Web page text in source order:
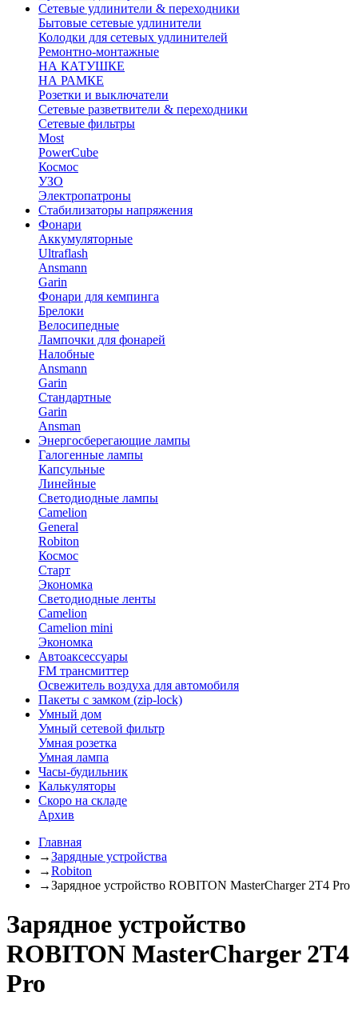
Сетевые удлинители & переходники
Бытовые сетевые удлинители
Колодки для сетевых удлинителей
Ремонтно-монтажные
НА КАТУШКЕ
НА РАМКЕ
Розетки и выключатели
Сетевые разветвители & переходники
Сетевые фильтры
Most
PowerCube
Космос
УЗО
Электропатроны
Стабилизаторы напряжения
Фонари
Аккумуляторные
Ultraflash
Ansmann
Garin
Фонари для кемпинга
Брелоки
Велосипедные
Лампочки для фонарей
Налобные
Ansmann
Garin
Стандартные
Garin
Ansman
Энергосберегающие лампы
Галогенные лампы
Капсульные
Линейные
Светодиодные лампы
Camelion
General
Robiton
Космос
Старт
Экономка
Светодиодные ленты
Camelion
Camelion mini
Экономка
Автоаксессуары
FM трансмиттер
Освежитель воздуха для автомобиля
Пакеты с замком (zip-lock)
Умный дом
Умный сетевой фильтр
Умная розетка
Умная лампа
Часы-будильник
Калькуляторы
Скоро на складе
Архив
Главная
→Зарядные устройства
→Robiton
→Зарядное устройство ROBITON MasterCharger 2T4 Pro
Зарядное устройство
ROBITON MasterCharger 2T4
Pro